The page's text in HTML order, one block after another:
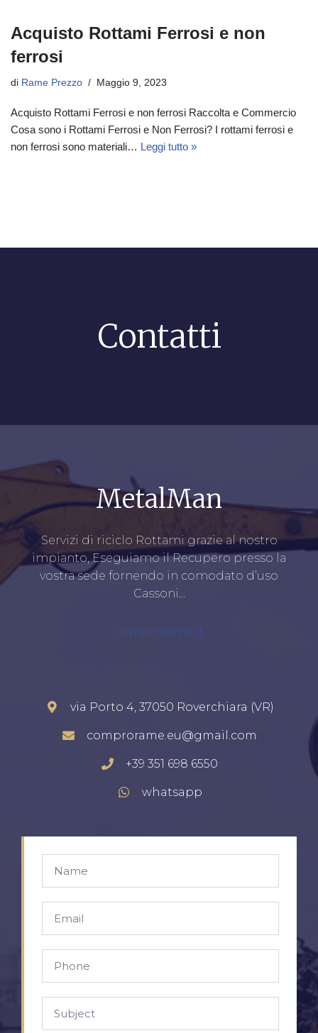
Acquisto Rottami Ferrosi e non
ferrosi
di Rame Prezzo Maggio 9, 2023
Acquisto Rottami Ferrosi e non ferrosi Raccolta e Commercio
Cosa sono i Rottami Ferrosi e Non Ferrosi? I rottami ferrosi e
non ferrosi sono materiali… Leggi tutto »
Contatti
MetalMan
Servizi di riciclo Rottami grazie al nostro
impianto, Eseguiamo il Recupero presso la
vostra sede fornendo in comodato d’uso
Cassoni…
comprorame.it
via Porto 4, 37050 Roverchiara (VR)
comprorame.eu@gmail.com
+39 351 698 6550
whatsapp